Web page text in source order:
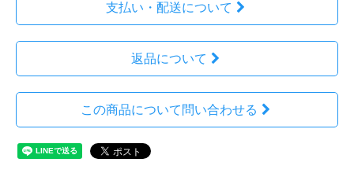
支払い・配送について
返品について
この商品について問い合わせる